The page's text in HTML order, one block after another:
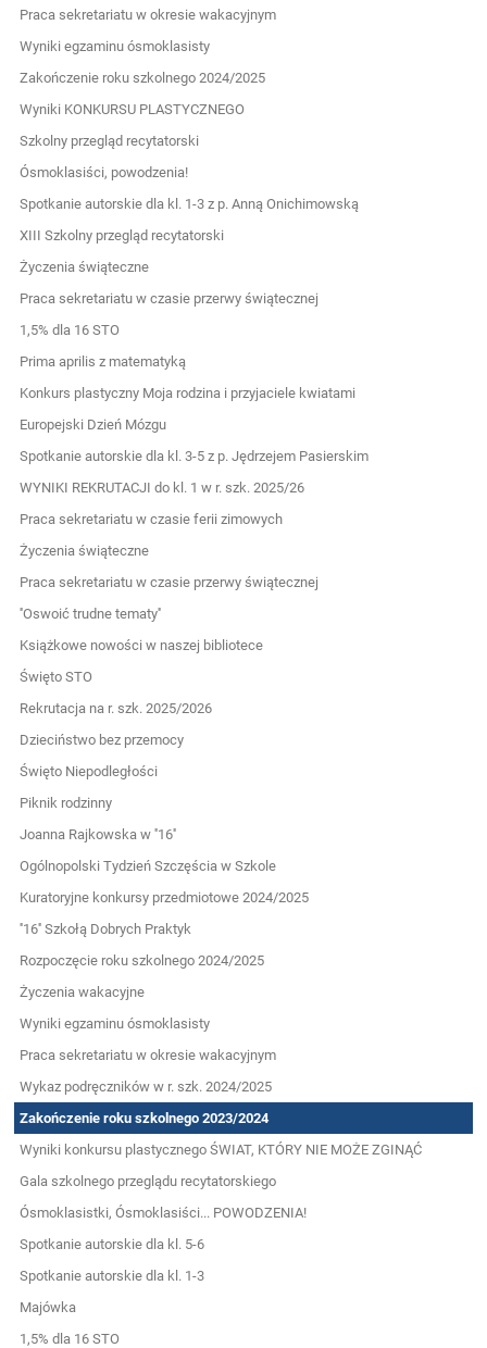
Praca sekretariatu w okresie wakacyjnym
Wyniki egzaminu ósmoklasisty
Zakończenie roku szkolnego 2024/2025
Wyniki KONKURSU PLASTYCZNEGO
Szkolny przegląd recytatorski
Ósmoklasiści, powodzenia!
Spotkanie autorskie dla kl. 1-3 z p. Anną Onichimowską
XIII Szkolny przegląd recytatorski
Życzenia świąteczne
Praca sekretariatu w czasie przerwy świątecznej
1,5% dla 16 STO
Prima aprilis z matematyką
Konkurs plastyczny Moja rodzina i przyjaciele kwiatami
Europejski Dzień Mózgu
Spotkanie autorskie dla kl. 3-5 z p. Jędrzejem Pasierskim
WYNIKI REKRUTACJI do kl. 1 w r. szk. 2025/26
Praca sekretariatu w czasie ferii zimowych
Życzenia świąteczne
Praca sekretariatu w czasie przerwy świątecznej
''Oswoić trudne tematy''
Książkowe nowości w naszej bibliotece
Święto STO
Rekrutacja na r. szk. 2025/2026
Dzieciństwo bez przemocy
Święto Niepodległości
Piknik rodzinny
Joanna Rajkowska w ''16''
Ogólnopolski Tydzień Szczęścia w Szkole
Kuratoryjne konkursy przedmiotowe 2024/2025
''16'' Szkołą Dobrych Praktyk
Rozpoczęcie roku szkolnego 2024/2025
Życzenia wakacyjne
Wyniki egzaminu ósmoklasisty
Praca sekretariatu w okresie wakacyjnym
Wykaz podręczników w r. szk. 2024/2025
Zakończenie roku szkolnego 2023/2024
Wyniki konkursu plastycznego ŚWIAT, KTÓRY NIE MOŻE ZGINĄĆ
Gala szkolnego przeglądu recytatorskiego
Ósmoklasistki, Ósmoklasiści... POWODZENIA!
Spotkanie autorskie dla kl. 5-6
Spotkanie autorskie dla kl. 1-3
Majówka
1,5% dla 16 STO